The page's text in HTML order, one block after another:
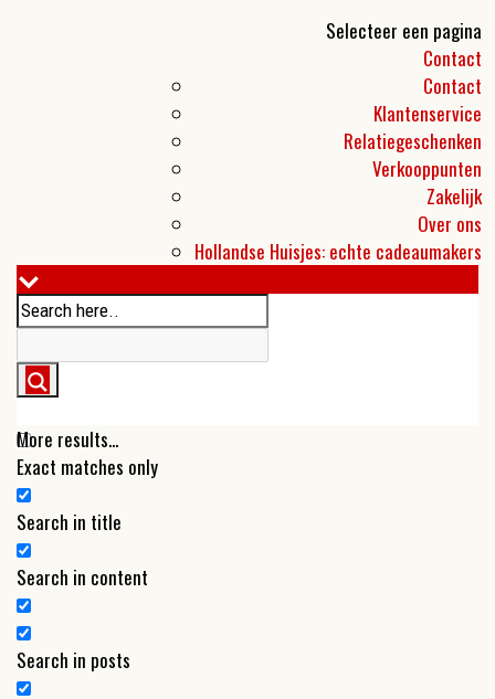
Selecteer een pagina
Contact
Contact
Klantenservice
Relatiegeschenken
Verkooppunten
Zakelijk
Over ons
Hollandse Huisjes: echte cadeaumakers
More results...
Exact matches only
Search in title
Search in content
Search in posts